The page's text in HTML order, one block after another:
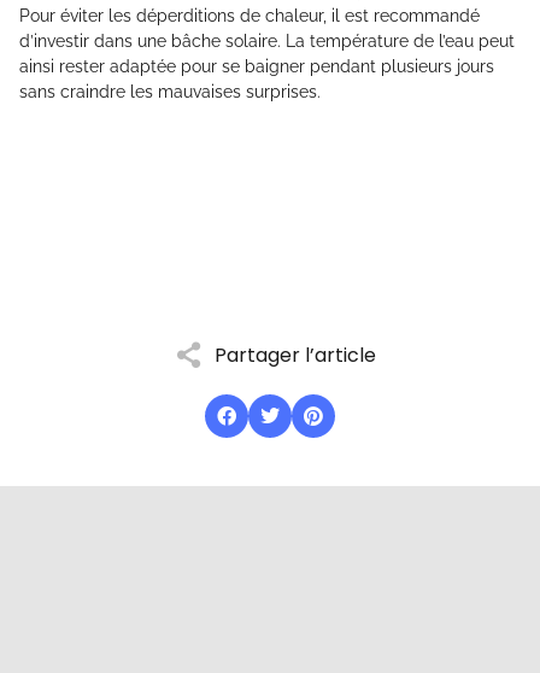
Partager l’article
Pour éviter les déperditions de chaleur, il est recommandé
d’investir dans une bâche solaire. La température de l’eau peut
ainsi rester adaptée pour se baigner pendant plusieurs jours
sans craindre les mauvaises surprises.